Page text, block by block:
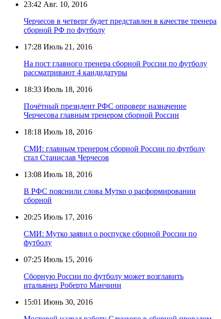
23:42 Авг. 10, 2016
Черчесов в четверг будет представлен в качестве тренера
сборной РФ по футболу
17:28 Июль 21, 2016
На пост главного тренера сборной России по футболу
рассматривают 4 кандидатуры
18:33 Июль 18, 2016
Почётный президент РФС опроверг назначение
Черчесова главным тренером сборной России
18:18 Июль 18, 2016
СМИ: главным тренером сборной России по футболу
стал Станислав Черчесов
13:08 Июль 18, 2016
В РФС пояснили слова Мутко о расформировании
сборной
20:25 Июль 17, 2016
СМИ: Мутко заявил о роспуске сборной России по
футболу
07:25 Июль 15, 2016
Сборную России по футболу может возглавить
итальянец Роберто Манчини
15:01 Июнь 30, 2016